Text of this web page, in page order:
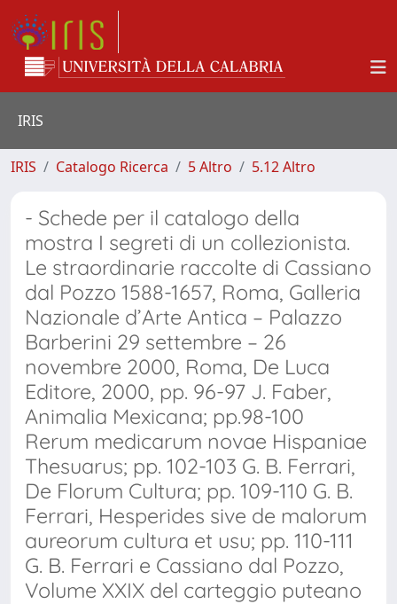
IRIS
IRIS Catalogo Ricerca 5 Altro 5.12 Altro
- Schede per il catalogo della
mostra I segreti di un collezionista.
Le straordinarie raccolte di Cassiano
dal Pozzo 1588-1657, Roma, Galleria
Nazionale d’Arte Antica – Palazzo
Barberini 29 settembre – 26
novembre 2000, Roma, De Luca
Editore, 2000, pp. 96-97 J. Faber,
Animalia Mexicana; pp.98-100
Rerum medicarum novae Hispaniae
Thesuarus; pp. 102-103 G. B. Ferrari,
De Florum Cultura; pp. 109-110 G. B.
Ferrari, Hesperides sive de malorum
aureorum cultura et usu; pp. 110-111
G. B. Ferrari e Cassiano dal Pozzo,
Volume XXIX del carteggio puteano